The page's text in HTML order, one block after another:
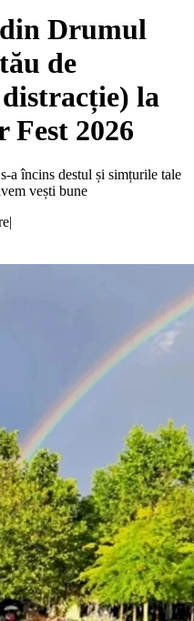
Drumul
de
la
Fest 2026
a încins destul și simțurile tale
vești bune
|